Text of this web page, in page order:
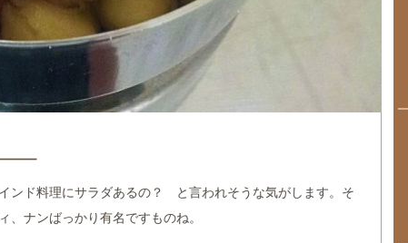
ンド料理にサラダあるの？ と言われそうな気がします。そ
、ナンばっかり有名ですものね。